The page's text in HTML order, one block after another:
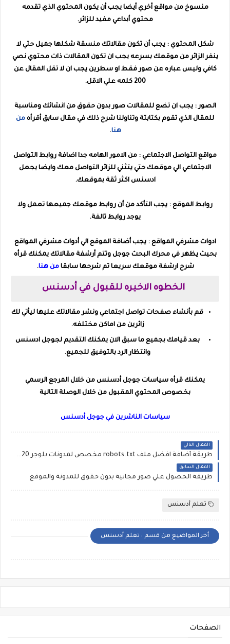
منسوخ من مواقع أخري أيضا يجب أن يكون المحتوي الذي تقدمه
محتوي أبداعي مفيد للزائر.
شكل المحتوي : يجب أن تكون مقالاتك منسقة شكلها جميل حتي لا
ينفر الزائر من موقعك بسرعه يجب ان تكون المقالات ذات محتوي نصي
كافي وليس عباره عن صور فقط او سطرين يجب ان لا تقل المقال عن
200 كلمه علي الاقل.
الصور : يجب ان تضع للمقالات صور بدون حقوق من انشائك ومناسبة
للمقال الذي تقوم بكتابتة وتناولنا شرح ذلك في مقال سابق أقرأه من
هنا.
مواقع التواصل الاجتماعي : من الامور الهامه جدا اضافة روابط التواصل
الاجتماعي الي موقعك حتي يتثني للزائر التواصل معك وايضا يجعل
ادسنس اكثر ثقة بموقعك.
روابط الموقع : يجب التأكد من أن روابط موقعك جميعها تعمل ولا
يوجد روابط تالفة.
ادوات مشرفي المواقع : يجب أضافة الموقع الي أدوات مشرفي المواقع
بحيث يظهر في محرك البحث جوجل وتتم أرشفة مقالاتك يمكنك قرأه
شرح ارشفة موقعك سريعا تم شرحها سابقامن هنا.
الخطوه الاخيره للقبول في أدسنس
قم بأنشاء صفحات تواصل اجتماعي ونشر مقالاتك عليها ليأتي لك
زائرين من اماكن مختلفه.
بعد قيامك بجميع ما سبق الان يمكنك التقديم لجوجل ادسنس
وانتظار الرد بالتوفيق للجميع.
يمكنك قرأه سياسات جوجل أدسنس من خلال المرجع الرسمي
بخصوص المحتوي المقبول من خلال الوصلة التالية
سياسات الناشرين في جوجل أدسنس
المقال التالي
طريقة أضافة افضل ملف robots.txt مخصص لمدونات بلوجر 2020
المقال السابق
طريقة الحصول علي صور مجانية بدون حقوق للمدونة والموقع
تعلم أدسنس
أخر المواضيع من قسم : تعلم أدسنس
الصفحات